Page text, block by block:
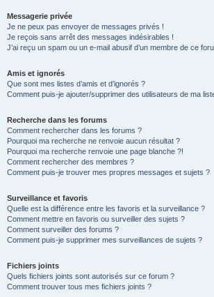
Messagerie privée
Je ne peux pas envoyer de messages privés !
Je reçois sans arrêt des messages indésirables !
J’ai reçu un spam ou un e-mail abusif d’un membre de ce
Amis et ignorés
Que sont mes listes d’amis et d’ignorés ?
Comment puis-je ajouter/supprimer des utilisateurs de ma
Recherche dans les forums
Comment rechercher dans les forums ?
Pourquoi ma recherche ne renvoie aucun résultat ?
Pourquoi ma recherche renvoie une page blanche ?!
Comment rechercher des membres ?
Comment puis-je trouver mes propres messages et sujets ?
Surveillance et favoris
Quelle est la différence entre les favoris et la surveillance ?
Comment mettre en favoris ou surveiller des sujets ?
Comment surveiller des forums ?
Comment puis-je supprimer mes surveillances de sujets ?
Fichiers joints
Quels fichiers joints sont autorisés sur ce forum ?
Comment trouver tous mes fichiers joints ?